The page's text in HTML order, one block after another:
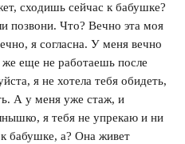
сходишь сейчас к бабушке?
позвони. Что? Вечно эта моя
я согласна. У меня вечно
еще не работаешь после
я не хотела тебя обидеть,
А у меня уже стаж, и
я тебя не упрекаю и ни
бабушке, а? Она живет